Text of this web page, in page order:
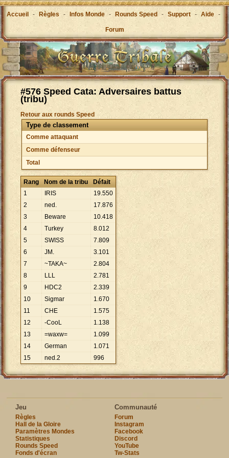
Accueil - Règles - Infos Monde - Rounds Speed - Support - Aide -
Forum
#576 Speed Cata: Adversaires battus
(tribu)
Retour aux rounds Speed
Type de classement
Comme attaquant
Comme défenseur
Total
Rang Nom de la tribu
Défait
1
IRIS 19.550
2
ned. 17.876
3
Beware 10.418
4
Turkey 8.012
5
SWISS 7.809
6
JM. 3.101
7
~TAKA~ 2.804
8
LLL 2.781
9
HDC2 2.339
10
Sigmar 1.670
11
CHE 1.575
12
-CooL 1.138
13
=waxw= 1.099
14
German 1.071
15
ned.2 996
Jeu
Règles
Hall de la Gloire
Paramètres Mondes
Statistiques
Rounds Speed
Fonds d'écran
Communauté
Forum
Instagram
Facebook
Discord
YouTube
Tw-Stats